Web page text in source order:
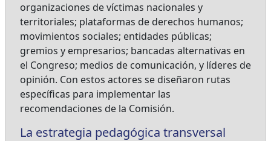
organizaciones de víctimas nacionales y
territoriales; plataformas de derechos humanos;
movimientos sociales; entidades públicas;
gremios y empresarios; bancadas alternativas en
el Congreso; medios de comunicación, y líderes de
opinión. Con estos actores se diseñaron rutas
específicas para implementar las
recomendaciones de la Comisión.
La estrategia pedagógica transversal